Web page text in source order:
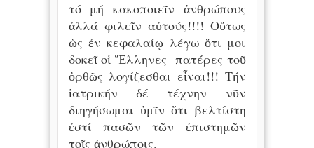
τό μή κακοποιεῖν ἀνθρώπους
ἀλλά φιλεῖν αὐτούς!!!! Οὕτως
ὡς ἐν κεφαλαίῳ λέγω ὅτι μοι
δοκεῖ οἱ Ἕλληνες πατέρες τοῦ
ὀρθῶς λογίζεσθαι εἶναι!!! Τήν
ἰατρικήν δέ τέχνην νῦν
διηγήσωμαι ὑμῖν ὅτι βελτίστη
ἐστί πασῶν τῶν ἐπιστημῶν
τοῖς ἀνθρώποις.